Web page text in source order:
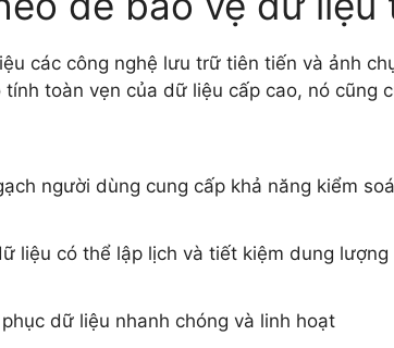
các công nghệ lưu trữ tiên tiến và ảnh
toàn vẹn của dữ liệu cấp cao, nó cũng
người dùng cung cấp khả năng kiểm
liệu có thể lập lịch và tiết kiệm dung
dữ liệu nhanh chóng và linh hoạt